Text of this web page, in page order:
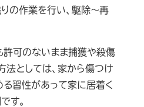
の作業を行い、駆除～再
許可のないまま捕獲や殺傷
法としては、家から傷つけ
習性があって家に居着く
す。